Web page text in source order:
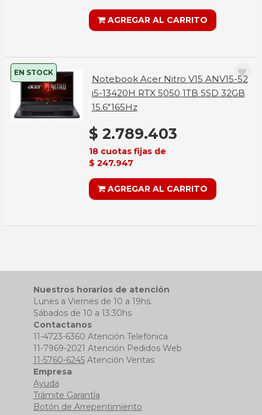
AGREGAR AL CARRITO
Notebook Acer Nitro V15 ANV15-52
i5-13420H RTX 5050 1TB SSD 32GB
15.6"165Hz
$ 2.789.403
18 cuotas fijas de
$ 247.947
AGREGAR AL CARRITO
EN STOCK
Nuestros horarios de atención
Lunes a Viernes de 10 a 19hs.
Sábados de 10 a 13:30hs
Contactanos
11-4723-6360 Atención Telefónica
11-7969-2021 Atención Pedidos Web
11-5760-6245Atención Ventas
Empresa
Ayuda
Trámite Garantía
Botón de Arrepentimiento